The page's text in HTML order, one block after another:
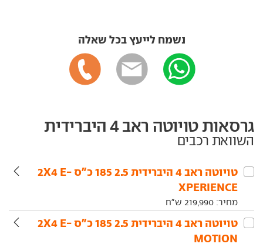
נשמח לייעץ בכל שאלה
גרסאות טויוטה ראב 4 היברידית
השוואת רכבים
טויוטה‏ ראב 4 היברידית‏ 2.5 185 כ"ס 2X4 E-
XPERIENCE
מחיר: 219,990 ש"ח
טויוטה‏ ראב 4 היברידית‏ 2.5 185 כ"ס 2X4 E-
MOTION